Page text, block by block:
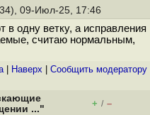
09-Июл-25, 17:46
в одну ветку, а исправления
считаю нормальным,
| Наверх Cообщить модератору
..."
+ / –